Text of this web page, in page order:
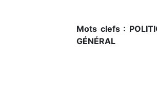
Mots clefs :
GÉNÉRAL